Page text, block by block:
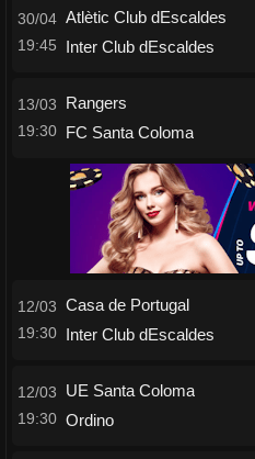
30/04
19:45
Atlètic Club dEscaldes
Inter Club dEscaldes
13/03
19:30
Rangers
FC Santa Coloma
12/03
19:30
Casa de Portugal
Inter Club dEscaldes
12/03
19:30
UE Santa Coloma
Ordino